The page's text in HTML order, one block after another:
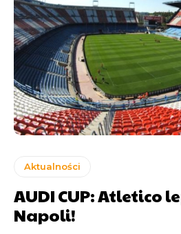
Aktualności
AUDI CUP: Atletico
Napoli!